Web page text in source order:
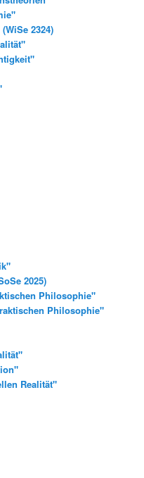
2324)
2025)
Philosophie"
Philosophie"
Realität"